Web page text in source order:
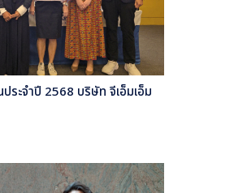
ระจำปี 2568 บริษัท จีเอ็มเอ็ม